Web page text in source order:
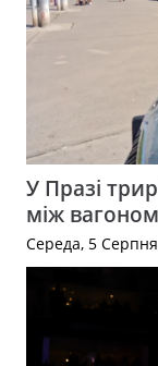
У Празі
між
Середа, 5